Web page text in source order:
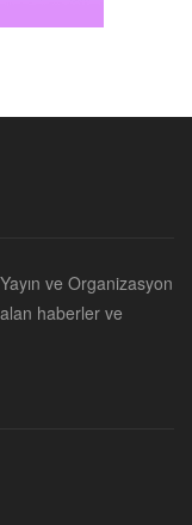
ve Organizasyon
haberler ve